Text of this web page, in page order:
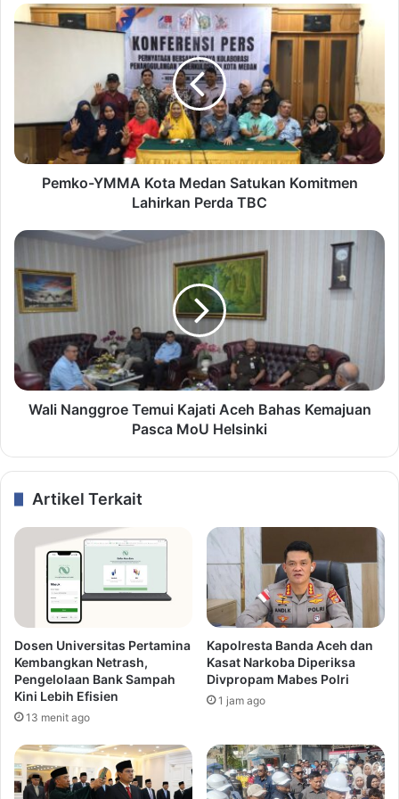
Pemko-YMMA Kota Medan Satukan Komitmen
Lahirkan Perda TBC
Wali Nanggroe Temui Kajati Aceh Bahas Kemajuan
Pasca MoU Helsinki
Artikel Terkait
Dosen Universitas Pertamina
Kembangkan Netrash,
Pengelolaan Bank Sampah
Kini Lebih Efisien
13 menit ago
Kapolresta Banda Aceh dan
Kasat Narkoba Diperiksa
Divpropam Mabes Polri
1 jam ago